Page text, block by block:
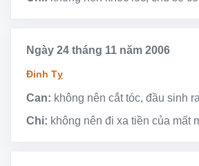
Ngày 24 tháng 11 năm 2006
Đinh Tỵ
Can: không nên cắt tóc, đầu sinh
Chi: không nên đi xa tiền của mất